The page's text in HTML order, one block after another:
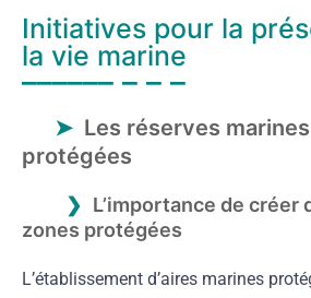
Initiatives pour la
la vie marine
Les réserves
protégées
L’importance de créer
zones protégées
L’établissement d’aires marines